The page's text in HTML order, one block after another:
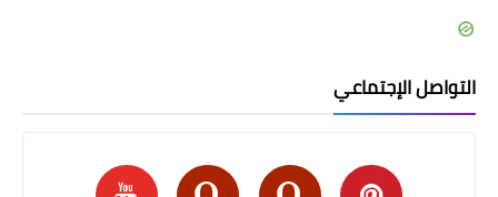
التواصل الإجتماعي